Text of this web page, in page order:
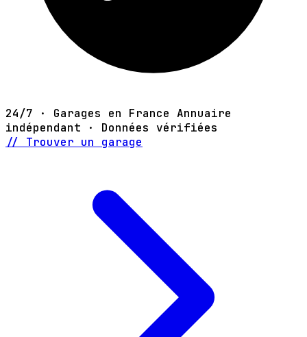
24/7 · Garages en France Annuaire
indépendant · Données vérifiées
// Trouver un garage